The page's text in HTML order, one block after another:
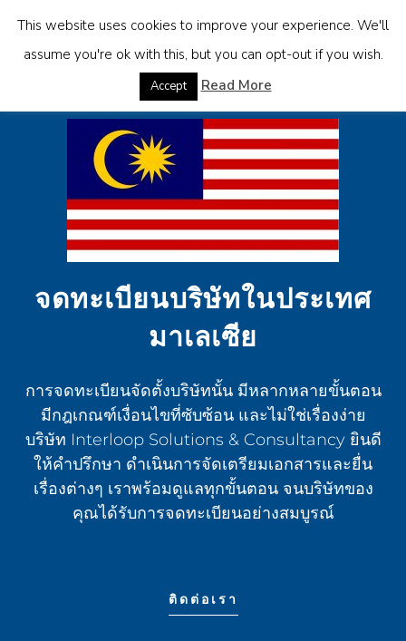
จดทะเบียนบริษัทในประเทศ
มาเลเซีย
การจดทะเบียนจัดตั้งบริษัทนั้น มีหลากหลายขั้นตอน
มีกฎเกณฑ์เงื่อนไขที่ซับซ้อน และไม่ใช่เรื่องง่าย
บริษัท Interloop Solutions & Consultancy ยินดี
ให้คำปรึกษา ดำเนินการจัดเตรียมเอกสารและยื่น
เรื่องต่างๆ เราพร้อมดูแลทุกขั้นตอน จนบริษัทของ
คุณได้รับการจดทะเบียนอย่างสมบูรณ์
ติดต่อเรา
This website uses cookies to improve your experience. We'll
assume you're ok with this, but you can opt-out if you wish.
Accept Read More